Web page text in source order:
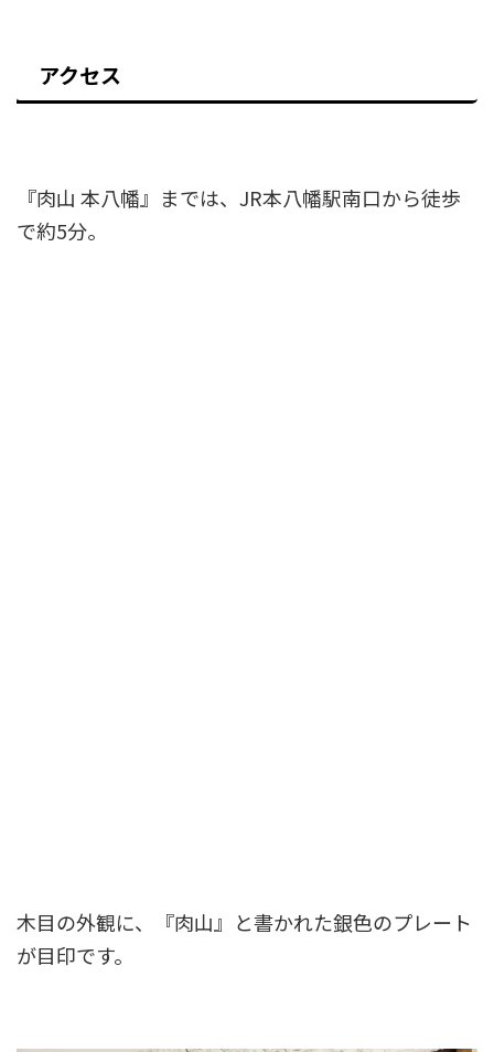
アクセス
『肉山 本八幡』までは、JR本八幡駅南口から徒歩
で約5分。
木目の外観に、『肉山』と書かれた銀色のプレート
が目印です。